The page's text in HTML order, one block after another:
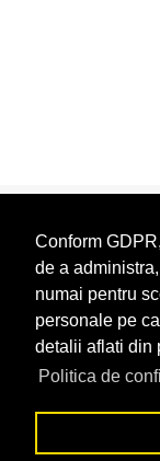
Conform
de a
numai pentru
personale pe
detalii aflati din
Politica de
Topurile sunt
depuse si au scop
Este interzisa
precizarea sursei.
Daca doriti sa
despre agentii
sectiunea Contact
© 2026 -